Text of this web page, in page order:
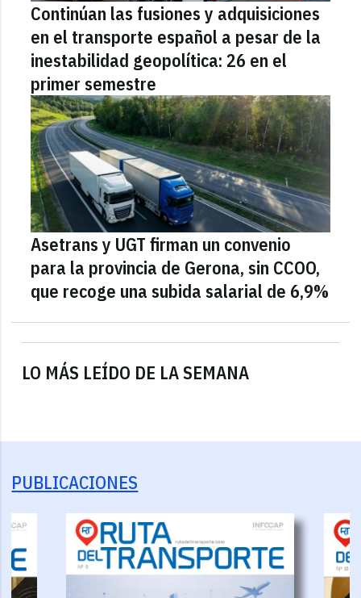
LO MÁS LEÍDO DE LA SEMANA
Continúan las fusiones y adquisiciones
en el transporte español a pesar de la
inestabilidad geopolítica: 26 en el
primer semestre
Asetrans y UGT firman un convenio
para la provincia de Gerona, sin CCOO,
que recoge una subida salarial de 6,9%
PUBLICACIONES